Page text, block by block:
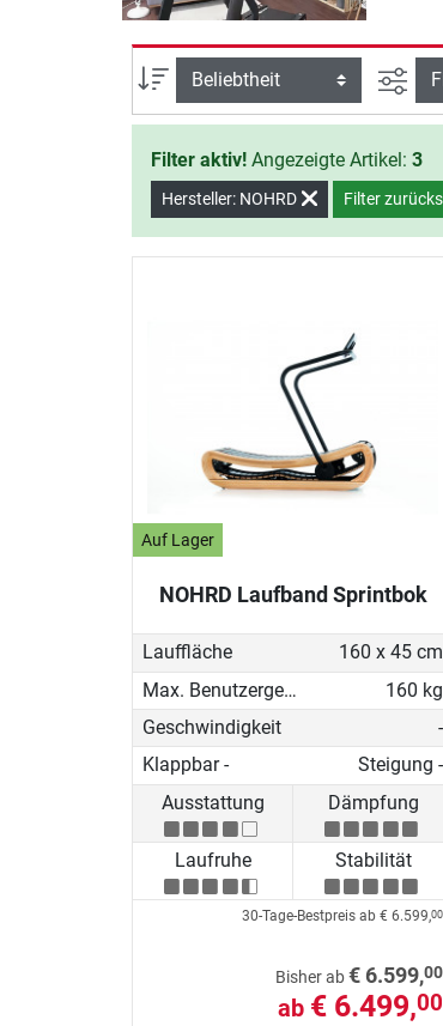
Sortierung
Filter aktiv! Angezeigte Artikel: 3
Hersteller: NOHRD Filter
Auf Lager
NOHRD Laufband Sprintbok
Lauffläche
160 x 45 cm
Max. Benutzergewicht
160 kg
Geschwindigkeit
-
Klappbar -
Steigung -
Ausstattung
Dämpfung
Laufruhe Stabilität
30-Tage-Bestpreis ab € 6.599,00
Bisher ab€ 6.599,00
ab € 6.499,00